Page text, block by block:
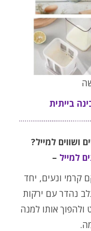
בייתית
ושווים למייל?
– למייל
קרמי ונעים, יחד
נהדר עם ירקות
ולהפוך אותו למנה